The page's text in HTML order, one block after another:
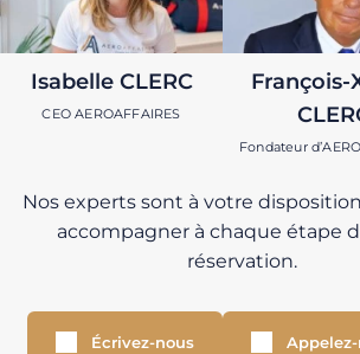
Isabelle CLERC
CEO AEROAFFAIRES
François-
Fondateur
Nos experts sont à votre
accompagner à chaque étape
réservation.
Écrivez-nous